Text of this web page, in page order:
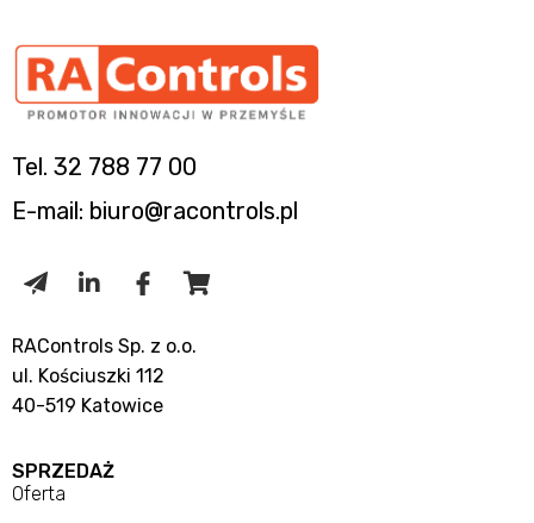
Tel. 32 788 77 00
E-mail: biuro@racontrols.pl
RAControls Sp. z o.o.
ul. Kościuszki 112
40-519 Katowice
SPRZEDAŻ
Oferta